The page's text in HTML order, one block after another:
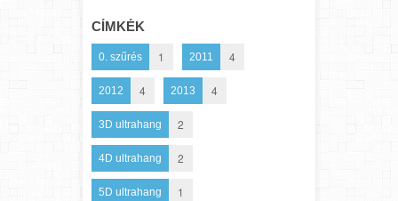
CÍMKÉK
0. szűrés 1 2011 4
2012 4 2013 4
3D ultrahang 2
4D ultrahang 2
5D ultrahang 1